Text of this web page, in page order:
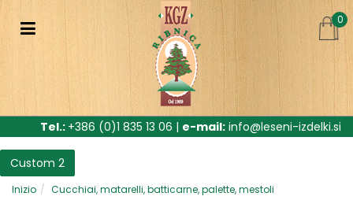
0
Tel.: +386 (0)1 835 13 06 | e-mail: info@leseni-izdelki.si
Custom 2
Inizio Cucchiai, matarelli, batticarne, palette, mestoli